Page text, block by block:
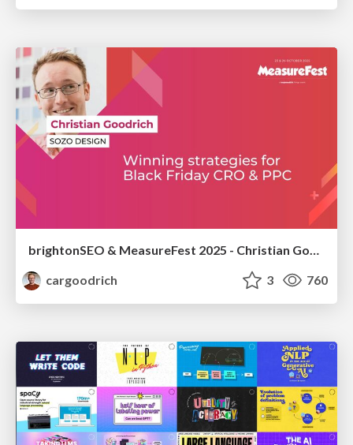
brightonSEO & MeasureFest 2025 - Christian Goodrich - Winning strategies for Black Friday CRO & PPC
cargoodrich
3 760